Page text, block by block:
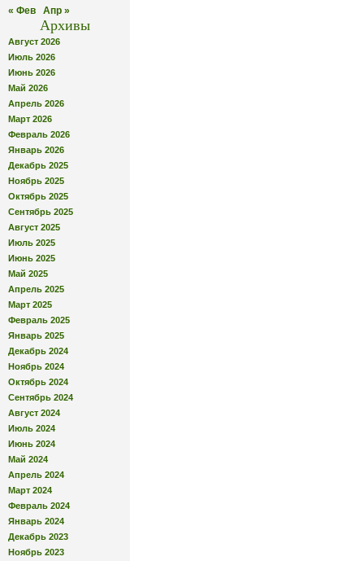
« Фев Апр »
Архивы
Август 2026
Июль 2026
Июнь 2026
Май 2026
Апрель 2026
Март 2026
Февраль 2026
Январь 2026
Декабрь 2025
Ноябрь 2025
Октябрь 2025
Сентябрь 2025
Август 2025
Июль 2025
Июнь 2025
Май 2025
Апрель 2025
Март 2025
Февраль 2025
Январь 2025
Декабрь 2024
Ноябрь 2024
Октябрь 2024
Сентябрь 2024
Август 2024
Июль 2024
Июнь 2024
Май 2024
Апрель 2024
Март 2024
Февраль 2024
Январь 2024
Декабрь 2023
Ноябрь 2023